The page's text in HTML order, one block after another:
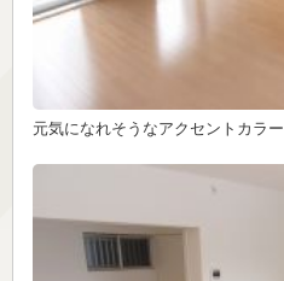
元気になれそうなアクセントカラー